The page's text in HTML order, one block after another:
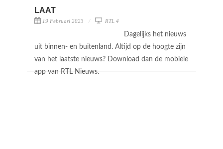
LAAT
19 Februari 2023 RTL 4
Dagelijks het nieuws
uit binnen- en buitenland. Altijd op de hoogte zijn
van het laatste nieuws? Download dan de mobiele
app van RTL Nieuws.